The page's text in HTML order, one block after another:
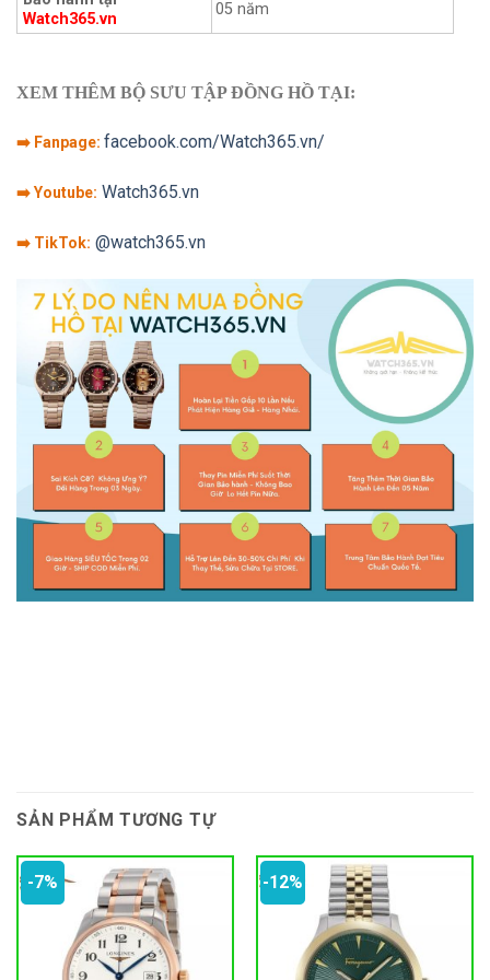
Watch365.vn
05 năm
XEM THÊM BỘ SƯU TẬP ĐỒNG HỒ TẠI:
➡️ Fanpage: facebook.com/Watch365.vn/
➡️ Youtube: Watch365.vn
➡️ TikTok: @watch365.vn
SẢN PHẨM TƯƠNG TỰ
-7% -12%